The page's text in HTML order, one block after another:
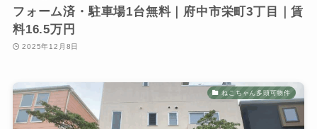
フォーム済・駐車場1台無料｜府中市栄町3丁目｜賃
料16.5万円
2025年12月8日
ねこちゃん多頭可物件